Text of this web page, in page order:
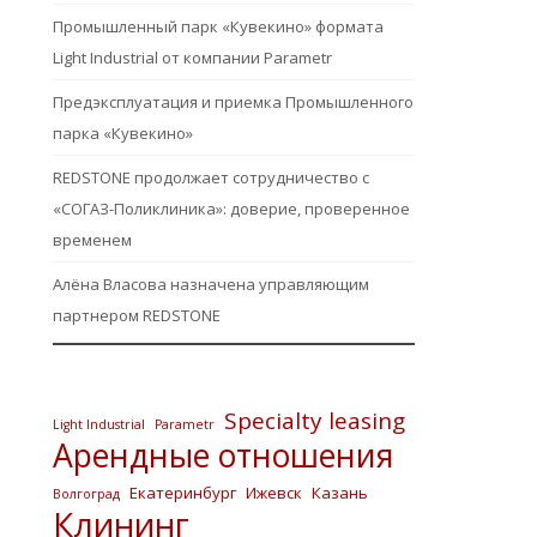
Промышленный парк «Кувекино» формата
Light Industrial от компании Parametr
Предэксплуатация и приемка Промышленного
парка «Кувекино»
REDSTONE продолжает сотрудничество с
«СОГАЗ-Поликлиника»: доверие, проверенное
временем
Алёна Власова назначена управляющим
партнером REDSTONE
Light Industrial Parametr Specialty leasing
Арендные отношения
Волгоград Екатеринбург Ижевск Казань
Клининг